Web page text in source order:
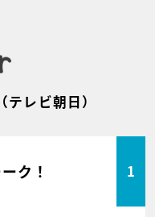
（テレビ朝日）
ク！ 1